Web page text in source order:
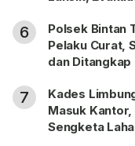
6
Polsek Bintan
Pelaku Curat,
dan Ditangkap
7
Kades
Masuk Kantor,
Sengketa